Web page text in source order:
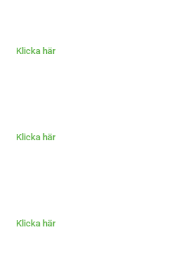
Klicka här
Klicka här
Klicka här